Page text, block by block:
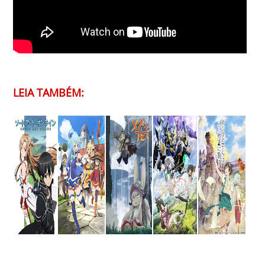
LEIA TAMBÉM: